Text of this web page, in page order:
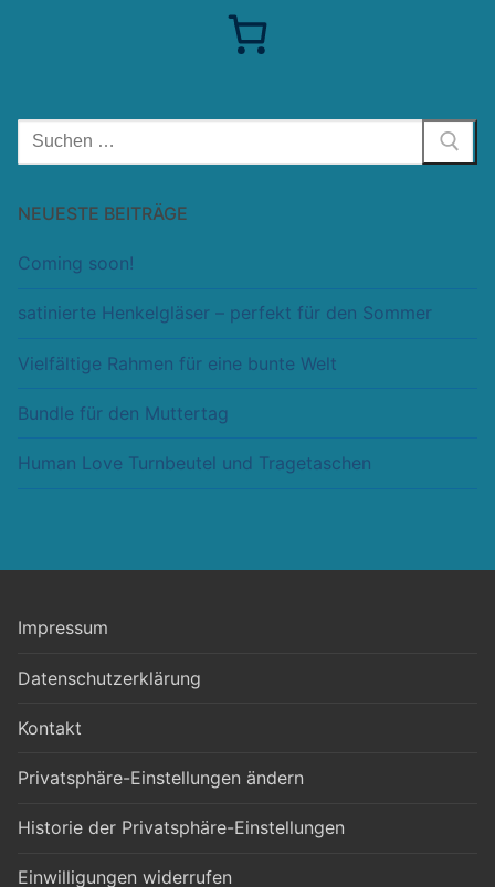
Suchen
nach:
NEUESTE BEITRÄGE
Coming soon!
satinierte Henkelgläser – perfekt für den Sommer
Vielfältige Rahmen für eine bunte Welt
Bundle für den Muttertag
Human Love Turnbeutel und Tragetaschen
Impressum
Datenschutzerklärung
Kontakt
Privatsphäre-Einstellungen ändern
Historie der Privatsphäre-Einstellungen
Einwilligungen widerrufen